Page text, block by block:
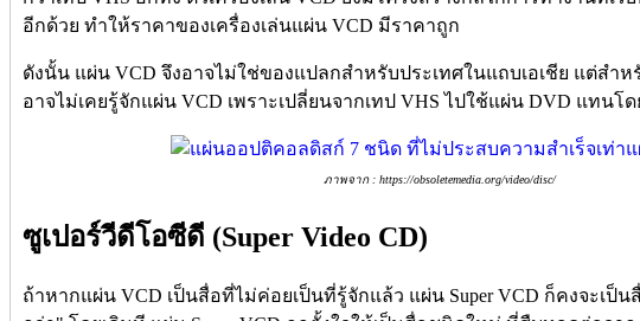
อีกด้วย ทำให้ราคาของเครื่องเล่นแผ่น VCD มีราคาถูก
ดังนั้น แผ่น VCD จึงอาจไม่ใช่ของแปลกสำหรับประเทศในแถบเอเชีย แต่ส
อาจไม่เคยรู้จักแผ่น VCD เพราะเปลี่ยนจากเทป VHS ไปใช้แผ่น DVD แทนโด
ภาพจาก : https://obsoletemedia.org/video/disc/
ซูเปอร์วีดีโอซีดี (Super Video CD)
ถ้าหากแผ่น VCD เป็นสื่อที่ไม่ค่อยเป็นที่รู้จักแล้ว แผ่น Super VCD ก็คงจะเป็